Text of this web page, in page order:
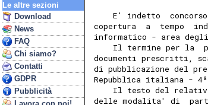
Le altre sezioni
Download
News
FAQ
Chi siamo?
Contatti
GDPR
Pubblicità
E' indetto
copertura  a  tempo
informatico - area
Il termine per la
documenti prescritti,
di pubblicazione del
Repubblica italiana -
Il testo del
delle modalita' di